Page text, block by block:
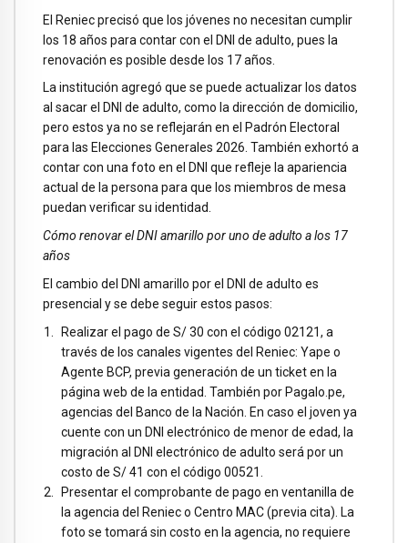
El Reniec precisó que los jóvenes no necesitan cumplir
los 18 años para contar con el DNI de adulto, pues la
renovación es posible desde los 17 años.
La institución agregó que se puede actualizar los datos
al sacar el DNI de adulto, como la dirección de domicilio,
pero estos ya no se reflejarán en el Padrón Electoral
para las Elecciones Generales 2026. También exhortó a
contar con una foto en el DNI que refleje la apariencia
actual de la persona para que los miembros de mesa
puedan verificar su identidad.
Cómo renovar el DNI amarillo por uno de adulto a los 17
años
El cambio del DNI amarillo por el DNI de adulto es
presencial y se debe seguir estos pasos:
Realizar el pago de S/ 30 con el código 02121, a
través de los canales vigentes del Reniec: Yape o
Agente BCP, previa generación de un ticket en la
página web de la entidad. También por Pagalo.pe,
agencias del Banco de la Nación. En caso el joven ya
cuente con un DNI electrónico de menor de edad, la
migración al DNI electrónico de adulto será por un
costo de S/ 41 con el código 00521.
Presentar el comprobante de pago en ventanilla de
la agencia del Reniec o Centro MAC (previa cita). La
foto se tomará sin costo en la agencia, no requiere